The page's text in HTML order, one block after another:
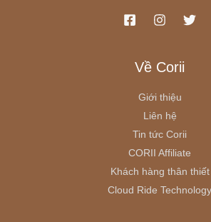
Về Corii
Giới thiệu
Liên hệ
Tin tức Corii
CORII Affiliate
Khách hàng thân thiết
Cloud Ride Technology